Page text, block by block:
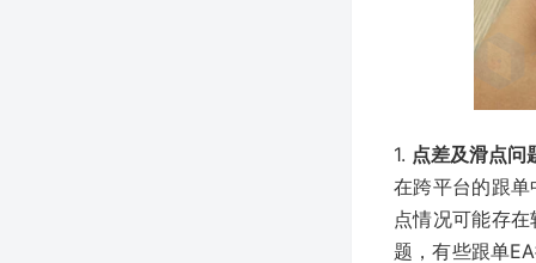
1. 点差及滑点问
在跨平台的跟
点情况可能存
题，有些跟单